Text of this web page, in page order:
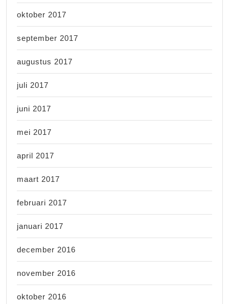
oktober 2017
september 2017
augustus 2017
juli 2017
juni 2017
mei 2017
april 2017
maart 2017
februari 2017
januari 2017
december 2016
november 2016
oktober 2016